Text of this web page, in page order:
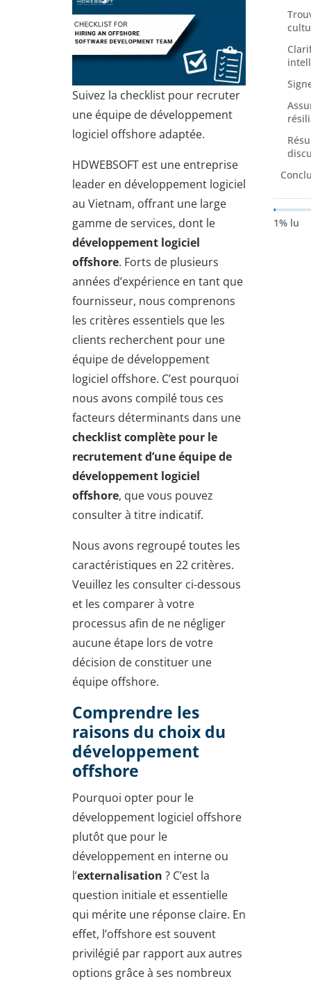
Suivez la checklist pour recruter
une équipe de développement
logiciel offshore adaptée.
HDWEBSOFT est une entreprise
leader en développement logiciel
au Vietnam, offrant une large
gamme de services, dont le
développement logiciel
offshore. Forts de plusieurs
années d’expérience en tant que
fournisseur, nous comprenons
les critères essentiels que les
clients recherchent pour une
équipe de développement
logiciel offshore. C’est pourquoi
nous avons compilé tous ces
facteurs déterminants dans une
checklist complète pour le
recrutement d’une équipe de
développement logiciel
offshore, que vous pouvez
consulter à titre indicatif.
Nous avons regroupé toutes les
caractéristiques en 22 critères.
Veuillez les consulter ci-dessous
et les comparer à votre
processus afin de ne négliger
aucune étape lors de votre
décision de constituer une
équipe offshore.
Comprendre les
raisons du choix du
développement
offshore
Pourquoi opter pour le
développement logiciel offshore
plutôt que pour le
développement en interne ou
l’externalisation ? C’est la
question initiale et essentielle
qui mérite une réponse claire. En
effet, l’offshore est souvent
privilégié par rapport aux autres
options grâce à ses nombreux
1% lu